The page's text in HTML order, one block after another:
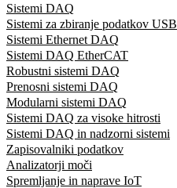
Sistemi DAQ
Sistemi za zbiranje podatkov USB
Sistemi Ethernet DAQ
Sistemi DAQ EtherCAT
Robustni sistemi DAQ
Prenosni sistemi DAQ
Modularni sistemi DAQ
Sistemi DAQ za visoke hitrosti
Sistemi DAQ in nadzorni sistemi
Zapisovalniki podatkov
Analizatorji moči
Spremljanje in naprave IoT